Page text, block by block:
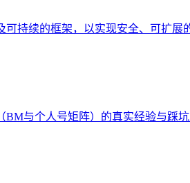
可持续的框架，以实现安全、可扩展
BM与个人号矩阵）的真实经验与